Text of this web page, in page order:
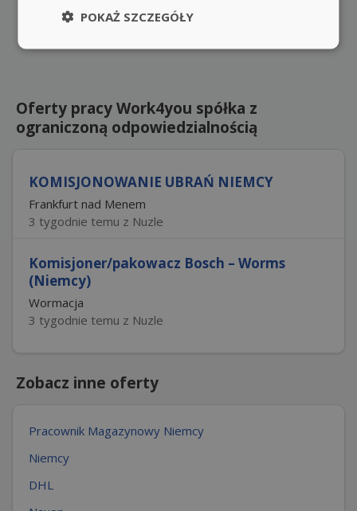
Oferty pracy Work4you spółka z
ograniczoną odpowiedzialnością
KOMISJONOWANIE UBRAŃ NIEMCY
Frankfurt nad Menem
3 tygodnie temu z Nuzle
Komisjoner/pakowacz Bosch – Worms
(Niemcy)
Wormacja
3 tygodnie temu z Nuzle
Zobacz inne oferty
Pracownik Magazynowy Niemcy
Niemcy
DHL
POKAŻ SZCZEGÓŁY